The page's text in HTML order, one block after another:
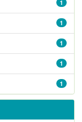
1
1
1
1
1